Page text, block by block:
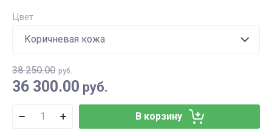
Цвет
38 250.00 руб.
36 300.00 руб.
В корзину